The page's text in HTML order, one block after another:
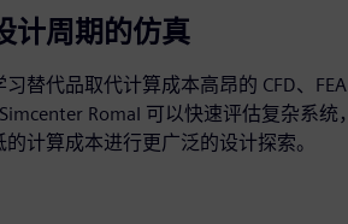
计周期的仿真
替代品取代计算成本高昂的 CFD、FEA
RomaI 可以快速评估复杂系统，
计算成本进行更广泛的设计探索。